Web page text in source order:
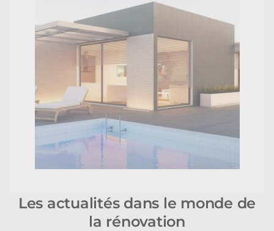
Les actualités dans le monde de
la rénovation